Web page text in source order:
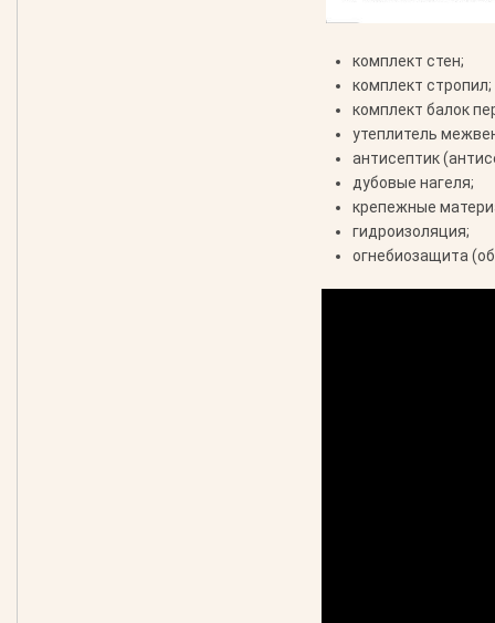
комплект стен;
комплект стропил;
комплект балок
утеплитель
антисептик
дубовые нагеля;
крепежные
гидроизоляция;
огнебиозащита